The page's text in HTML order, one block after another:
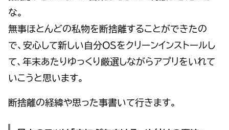
な。
無事ほとんどの私物を断捨離することができたの
で、安心して新しい自分OSをクリーンインストールし
て、年末あたりゆっくり厳選しながらアプリをいれて
いこうと思います。
断捨離の経緯や思った事書いて行きます。